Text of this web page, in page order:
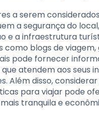
a serem
a segurança do
e a infraestrutura
como blogs de viagem,
pode fornecer
atendem aos seus
Além disso,
para viajar pode
tranquila e